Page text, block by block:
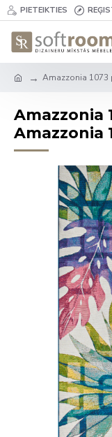
PIETEIKTIES
Amazzonia 1073
Amazzonia
Amazzonia